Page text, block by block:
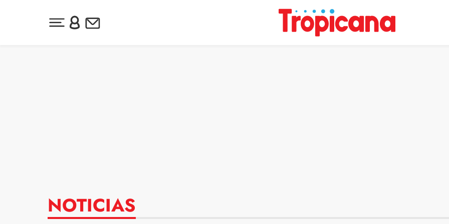
Desplegar menú principal
Inicia sesión o regístrate
Newsletter
NOTICIAS